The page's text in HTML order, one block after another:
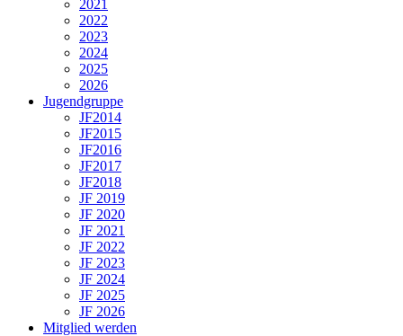
2021
2022
2023
2024
2025
2026
Jugendgruppe
JF2014
JF2015
JF2016
JF2017
JF2018
JF 2019
JF 2020
JF 2021
JF 2022
JF 2023
JF 2024
JF 2025
JF 2026
Mitglied werden